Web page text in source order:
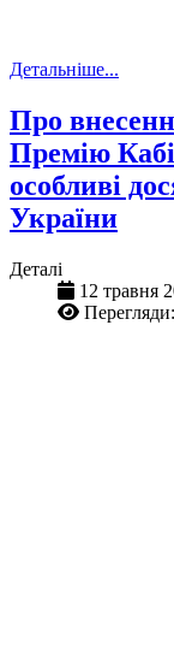
Детальніше...
Про
Премію
особливі
України
Деталі
12 травня